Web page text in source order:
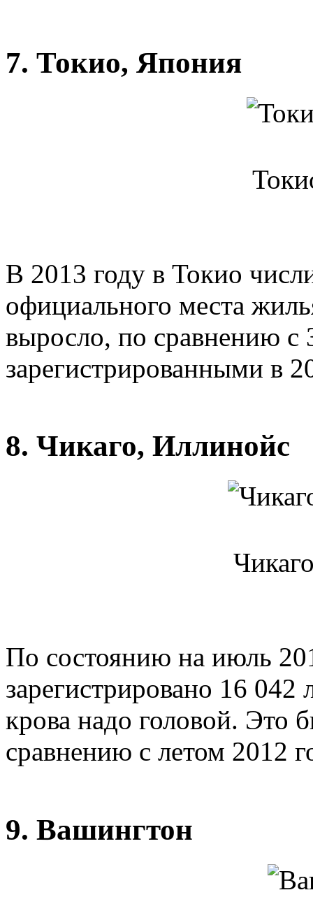
7. Токио, Япония
В 2013 году в Токио
официального места
выросло, по сравнению с
зарегистрированными в
8. Чикаго, Иллинойс
По состоянию на июль
зарегистрировано 16 042
крова надо головой. Это
сравнению с летом 2012
9. Вашингтон